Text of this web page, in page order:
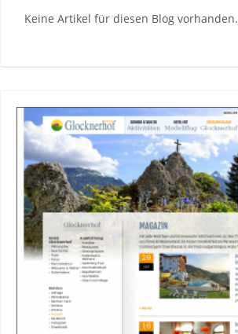
Keine Artikel für diesen Blog vorhanden.